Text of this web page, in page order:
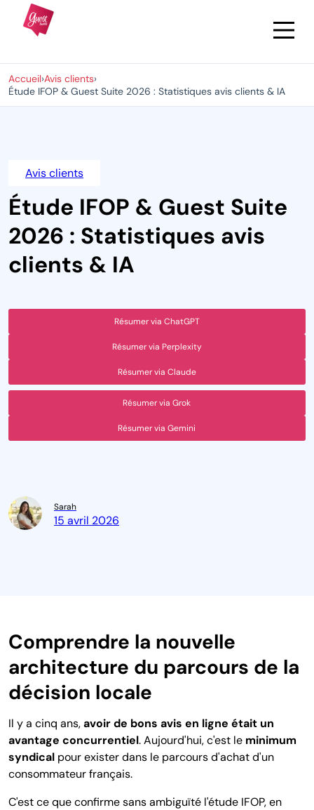
Accueil›Avis clients›
Étude IFOP & Guest Suite 2026 : Statistiques avis clients & IA
Avis clients
Étude IFOP & Guest Suite
2026 : Statistiques avis
clients & IA
Résumer via ChatGPT
Résumer via Perplexity
Résumer via Claude
Résumer via Grok
Résumer via Gemini
Sarah
15 avril 2026
Comprendre la nouvelle
architecture du parcours de la
décision locale
Il y a cinq ans,avoir de bons avis en ligne était un
avantage concurrentiel. Aujourd'hui, c'est le minimum
syndical pour exister dans le parcours d'achat d'un
consommateur français.
C'est ce que confirme sans ambiguïté l'étude IFOP, en